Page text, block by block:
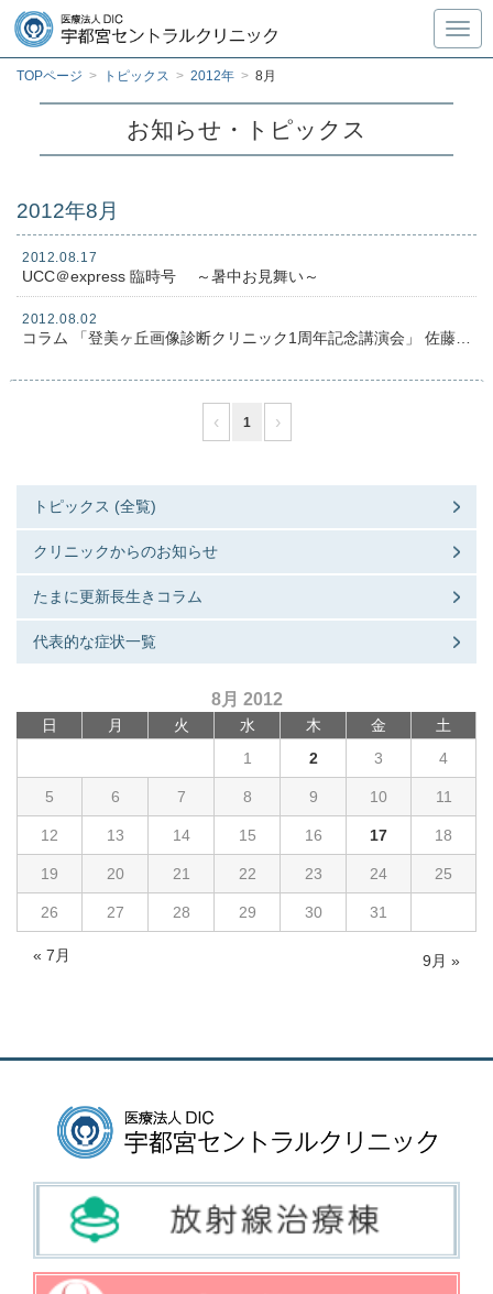
TOPページ > トピックス > 2012年 > 8月
お知らせ・トピックス
2012年8月
2012.08.17
UCC＠express 臨時号 ～暑中お見舞い～
2012.08.02
‹ 1 ›
トピックス (全覧)
クリニックからのお知らせ
たまに更新長生きコラム
代表的な症状一覧
8月 2012
日 月 火 水 木 金 土
« 7月 9月 »
1 2 3 4
5 6 7 8 9 10 11
12 13 14 15 16 17 18
19 20 21 22 23 24 25
26 27 28 29 30 31